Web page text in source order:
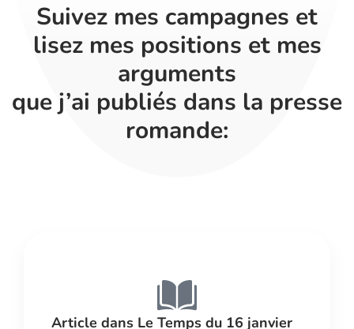
Suivez mes campagnes et
lisez mes positions et mes
arguments
que j’ai publiés dans la presse
romande:
Article dans Le Temps du 16 janvier